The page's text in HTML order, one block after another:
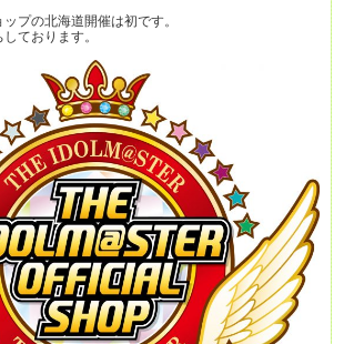
プの北海道開催は初です。
ております。